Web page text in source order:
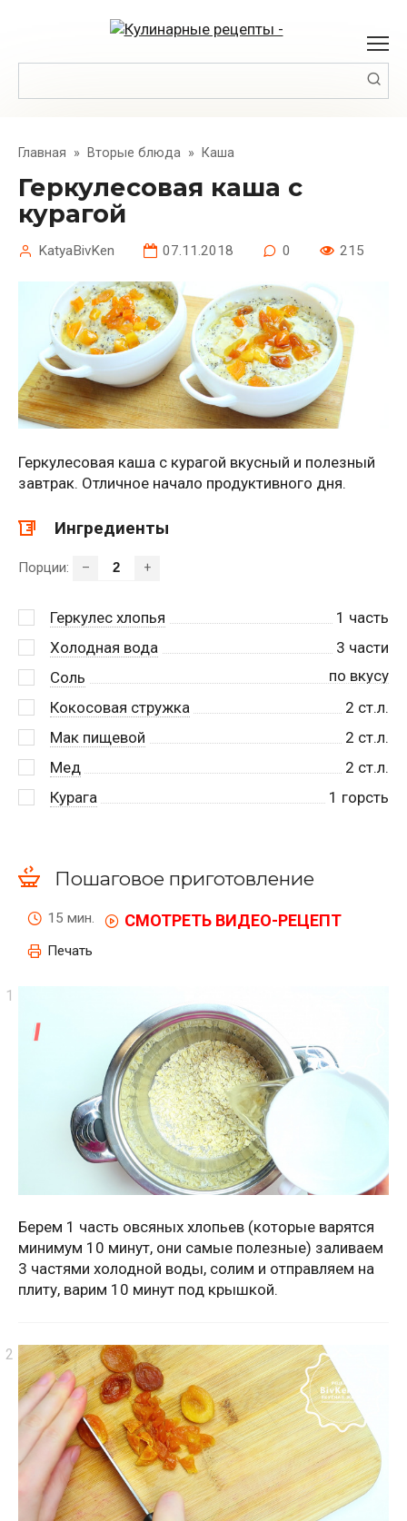
Главная » Вторые блюда » Каша
Геркулесовая каша с
курагой
KatyaBivKen 07.11.2018 0 215
Геркулесовая каша с курагой вкусный и полезный
завтрак. Отличное начало продуктивного дня.
Ингредиенты
Порции: – +
Геркулес хлопья 1 часть
Холодная вода
3 части
Соль
по вкусу
Кокосовая стружка
2 ст.л.
Мак пищевой
2 ст.л.
Мед
2 ст.л.
Курага
1 горсть
Пошаговое приготовление
15 мин. СМОТРЕТЬ ВИДЕО-РЕЦЕПТ
Печать
Берем 1 часть овсяных хлопьев (которые варятся
минимум 10 минут, они самые полезные) заливаем
3 частями холодной воды, солим и отправляем на
плиту, варим 10 минут под крышкой.